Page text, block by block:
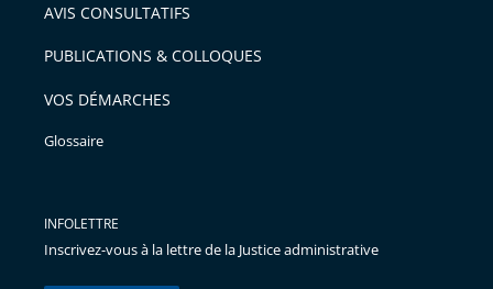
avant
AVIS CONSULTATIFS
PUBLICATIONS & COLLOQUES
VOS DÉMARCHES
Glossaire
INFOLETTRE
Inscrivez-vous à la lettre de la Justice administrative